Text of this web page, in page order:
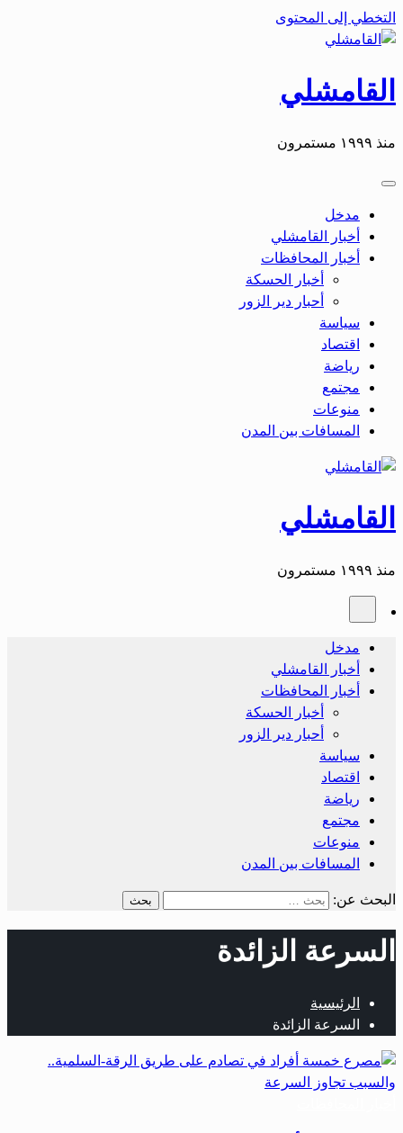
التخطي إلى المحتوى
القامشلي
منذ ١٩٩٩ مستمرون
مدخل
أخبار القامشلي
أخبار المحافظات
أخبار الحسكة
أحبار دير الزور
سياسة
اقتصاد
رياضة
مجتمع
منوعات
المسافات بين المدن
القامشلي
منذ ١٩٩٩ مستمرون
مدخل
أخبار القامشلي
أخبار المحافظات
أخبار الحسكة
أحبار دير الزور
سياسة
اقتصاد
رياضة
مجتمع
منوعات
المسافات بين المدن
البحث عن:
السرعة الزائدة
الرئيسية
السرعة الزائدة